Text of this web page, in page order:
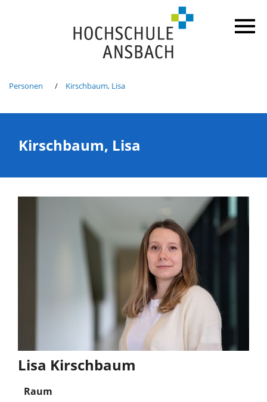
Personen Kirschbaum, Lisa
Kirschbaum, Lisa
Lisa Kirschbaum
Raum